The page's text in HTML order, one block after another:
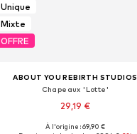
Unique
Mixte
OFFRE
ABOUT YOU REBIRTH STUDIOS
Chapeaux 'Lotte'
29,19 €
Tailles disponibles: 57-58
À l'origine : 69,90 €